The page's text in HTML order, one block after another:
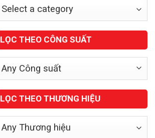
LỌC THEO CÔNG SUẤT
LỌC THEO THƯƠNG HIỆU